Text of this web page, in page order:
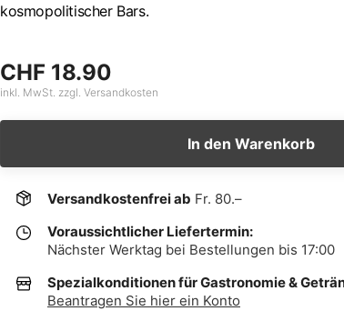
kosmopolitischer Bars.
CHF 18.90
inkl. MwSt. zzgl. Versandkosten
In den Warenkorb
Versandkostenfrei ab Fr. 80.–
Voraussichtlicher Liefertermin:
Nächster Werktag bei Bestellungen bis 17:00
Spezialkonditionen für Gastronomie &
Beantragen Sie hier ein Konto